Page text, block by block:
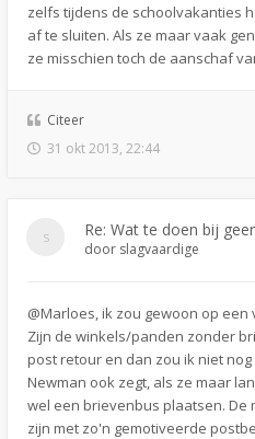
zelfs tijdens de schoolvakanties
af te sluiten. Als ze maar vaak
ze misschien toch de aanschaf
Citeer
31 okt 2013, 22:44
Re: Wat te doen bij
door slagvaardige
@Marloes, ik zou gewoon op
Zijn de winkels/panden zonder
post retour en dan zou ik niet
Newman ook zegt, als ze maar
wel een brievenbus plaatsen. De
zijn met zo'n gemotiveerde